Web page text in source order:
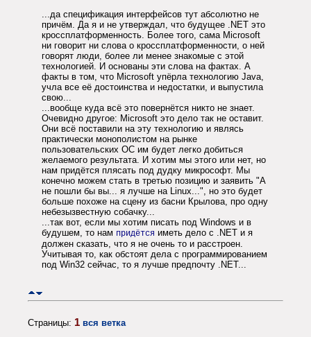
...да спецификация интерфейсов тут абсолютно не
причём. Да я и не утверждал, что будущее .NET это
кроссплатформенность. Более того, сама Microsoft
ни говорит ни слова о кроссплатформенности, о ней
говорят люди, более ли менее знакомые с этой
технологией. И основаны эти слова на фактах. А
факты в том, что Microsoft упёрла технологию Java,
учла все её достоинства и недостатки, и выпустила
свою...
...вообще куда всё это повернётся никто не знает.
Очевидно другое: Microsoft это дело так не оставит.
Они всё поставили на эту технологию и являсь
практически монополистом на рынке
пользовательских ОС им будет легко добиться
желаемого результата. И хотим мы этого или нет, но
нам придётся плясать под дудку микрософт. Мы
конечно можем стать в третью позицию и заявить "А
не пошли бы вы... я лучше на Linux...", но это будет
больше похоже на сцену из басни Крылова, про одну
небезызвестную собачку...
...так вот, если мы хотим писать под Windows и в
будушем, то нам придётся иметь дело с .NET и я
должен сказать, что я не очень то и расстроен.
Учитывая то, как обстоят дела с программированием
под Win32 сейчас, то я лучше предпочту .NET...
Страницы: 1 вся ветка